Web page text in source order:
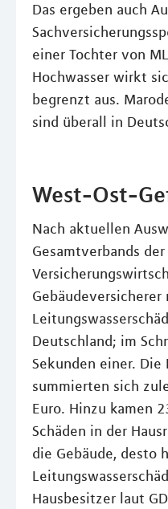
Das ergeben auch
einer Tochter von
Hochwasser wirkt
begrenzt aus.
sind überall in
West-Ost-
Nach aktuellen
Gesamtverbands
Deutschland; im
Sekunden einer.
summierten sich
Euro. Hinzu kamen
Schäden in der
die Gebäude, desto
Hausbesitzer laut